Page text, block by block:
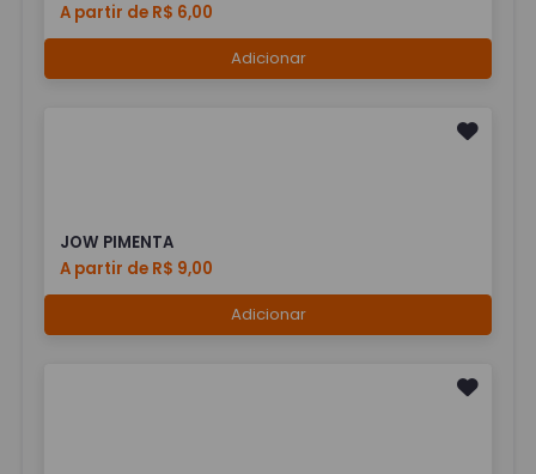
A partir de R$ 6,00
Adicionar
JOW PIMENTA
A partir de R$ 9,00
Adicionar